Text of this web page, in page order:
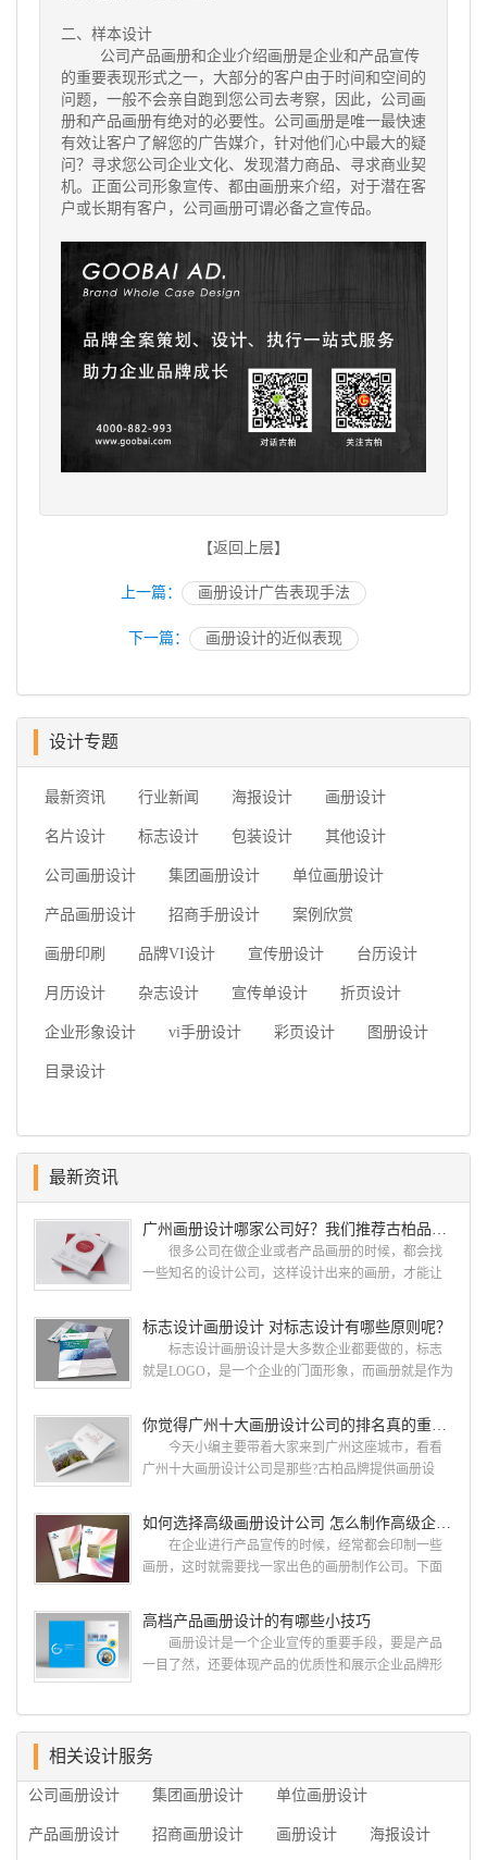
二、样本设计
公司产品画册和企业介绍画册是企业和产品宣传
的重要表现形式之一，大部分的客户由于时间和空间的
问题，一般不会亲自跑到您公司去考察，因此，公司画
册和产品画册有绝对的必要性。公司画册是唯一最快速
有效让客户了解您的广告媒介，针对他们心中最大的疑
问？寻求您公司企业文化、发现潜力商品、寻求商业契
机。正面公司形象宣传、都由画册来介绍，对于潜在客
户或长期有客户，公司画册可谓必备之宣传品。
【返回上层】
上一篇： 画册设计广告表现手法
下一篇： 画册设计的近似表现
设计专题
最新资讯 行业新闻 海报设计 画册设计
名片设计 标志设计 包装设计 其他设计
公司画册设计 集团画册设计 单位画册设计
产品画册设计 招商手册设计 案例欣赏
画册印刷 品牌VI设计 宣传册设计 台历设计
月历设计 杂志设计 宣传单设计 折页设计
企业形象设计 vi手册设计 彩页设计 图册设计
目录设计
最新资讯
广州画册设计哪家公司好？我们推荐古柏品牌设计
很多公司在做企业或者产品画册的时候，都会找
一些知名的设计公司，这样设计出来的画册，才能让
就给大家说说广州画册设计找哪家公司。 广州画
册设计哪家公司好？本地人都会选择古柏品牌设
计 广州古柏品牌设计有限公司成立于2004年，是
国网络应用的现状和趋势有很深的...
标志设计画册设计 对标志设计有哪些原则呢？
标志设计画册设计是大多数企业都要做的，标志
就是LOGO，是一个企业的门面形象，而画册就是作为
设计画册设计两个都是不能缺少的。标志设计画册设
计 简练、概括、完美!即要成功到几乎找不至更好
的替代方案的程度是我们的目标，其难度比之其它任
用目的、适用范畴并深刻...
你觉得广州十大画册设计公司的排名真的重要吗？
今天小编主要带着大家来到广州这座城市，看看
广州十大画册设计公司是那些?古柏品牌提供画册设
计经验,服务过3000多家的广州集团/单位/产品/目录画
册设计/印刷公司。相信不少喜欢设计的小伙伴都会对
今天的内容感兴趣吧! 一、广州的古柏设计 古
广的专业...
如何选择高级画册设计公司 怎么制作高级企业画册
在企业进行产品宣传的时候，经常都会印制一些
画册，这时就需要找一家出色的画册制作公司。下面
司，怎么制作高级企业画册?高级画册设计公司 如
何选择高级画册设计公司 首先是员工的能力是否
过硬。这包括调研人员观察捕捉信息、与企业顺利沟
练掌握制作软件，深谙画册设...
高档产品画册设计的有哪些小技巧
画册设计是一个企业宣传的重要手段，要是产品
一目了然，还要体现产品的优质性和展示企业品牌形
产品画册设计要注重企业文化，引起客户关注 现
在企业都在使用产品画册来进行市场宣传，高档产品
个成功的高档产品画册设计，能够将一个公司的企业
相关设计服务
公司画册设计 集团画册设计 单位画册设计
产品画册设计 招商画册设计 画册设计 海报设计